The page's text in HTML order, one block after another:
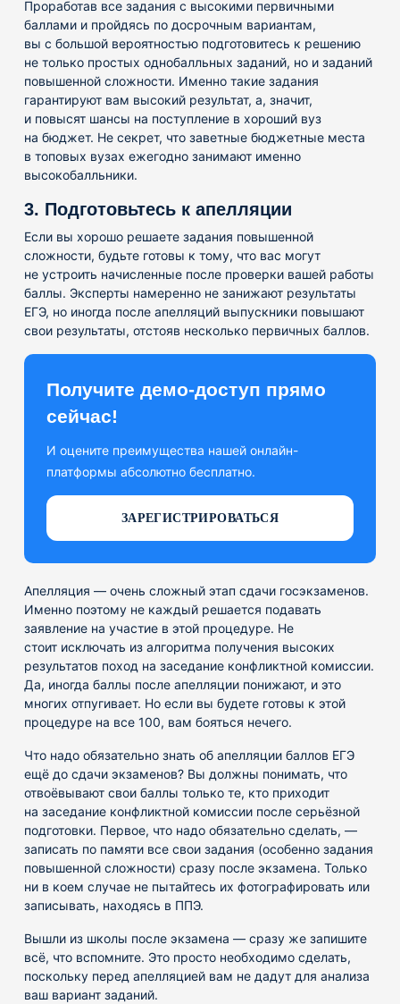
Проработав все задания с высокими первичными
баллами и пройдясь по досрочным вариантам,
вы с большой вероятностью подготовитесь к решению
не только простых однобалльных заданий, но и заданий
повышенной сложности. Именно такие задания
гарантируют вам высокий результат, а, значит,
и повысят шансы на поступление в хороший вуз
на бюджет. Не секрет, что заветные бюджетные места
в топовых вузах ежегодно занимают именно
высокобалльники.
3. Подготовьтесь к апелляции
Если вы хорошо решаете задания повышенной
сложности, будьте готовы к тому, что вас могут
не устроить начисленные после проверки вашей работы
баллы. Эксперты намеренно не занижают результаты
ЕГЭ, но иногда после апелляций выпускники повышают
свои результаты, отстояв несколько первичных баллов.
Получите демо-доступ прямо
сейчас!
И оцените преимущества нашей онлайн-
платформы абсолютно бесплатно.
ЗАРЕГИСТРИРОВАТЬСЯ
Апелляция — очень сложный этап сдачи госэкзаменов.
Именно поэтому не каждый решается подавать
заявление на участие в этой процедуре. Не
стоит исключать из алгоритма получения высоких
результатов поход на заседание конфликтной комиссии.
Да, иногда баллы после апелляции понижают, и это
многих отпугивает. Но если вы будете готовы к этой
процедуре на все 100, вам бояться нечего.
Что надо обязательно знать об апелляции баллов ЕГЭ
ещё до сдачи экзаменов? Вы должны понимать, что
отвоёвывают свои баллы только те, кто приходит
на заседание конфликтной комиссии после серьёзной
подготовки. Первое, что надо обязательно сделать, —
записать по памяти все свои задания (особенно задания
повышенной сложности) сразу после экзамена. Только
ни в коем случае не пытайтесь их фотографировать или
записывать, находясь в ППЭ.
Вышли из школы после экзамена — сразу же запишите
всё, что вспомните. Это просто необходимо сделать,
поскольку перед апелляцией вам не дадут для анализа
ваш вариант заданий.